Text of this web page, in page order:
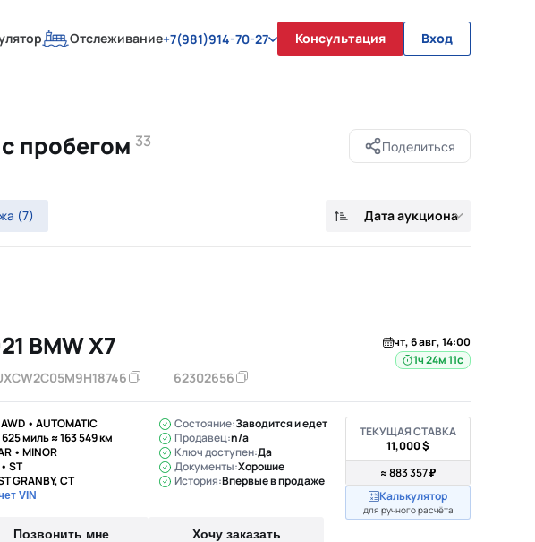
Отслеживание+7(981)914-70-27 Консультация Вход
пробегом 33 Поделиться
Дата аукциона
(7)
BMW X7
62302656
чт, 6 авг, 14:00
1ч 24м 10с
• AUTOMATIC
625 миль ≈ 163 549 км
• MINOR
ST
GRANBY, CT
VIN
Состояние:Заводится и едет
Продавец:n/a
Ключ доступен:Да
Документы:Хорошие
История:Впервые в продаже
Позвонить мне Хочу заказать
ТЕКУЩАЯ СТАВКА
11,000 $
≈ 883 357 ₽
Калькулятор
для ручного расчёта